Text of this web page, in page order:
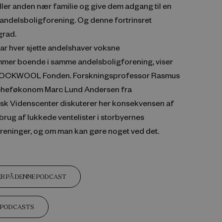
anden nær familie og give dem adgang til en
Og denne fortrinsret
hver sjette andelshaver voksne
boende i samme andelsboligforening, viser
Fonden. Forskningsprofessor Rasmus
Marc Lund Andersen fra
Videnscenter diskuterer her konsekvensen af
af lukkede ventelister i storbyernes
og om man kan gøre noget ved det.
PÅ DENNE PODCAST